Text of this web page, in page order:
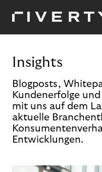
Insights
Blogposts,
Kundenerfolge
mit uns auf dem
aktuelle
Entwicklungen.